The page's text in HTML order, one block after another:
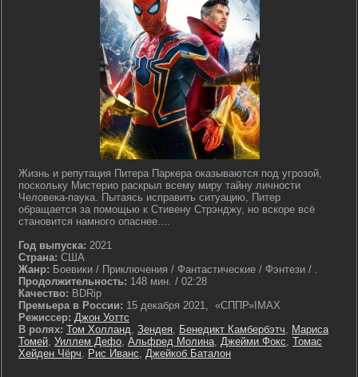
Жизнь и репутация Питера Паркера оказываются под угрозой,
поскольку Мистерио раскрыл всему миру тайну личности
Человека-паука. Пытаясь исправить ситуацию, Питер
обращается за помощью к Стивену Стрэнджу, но вскоре всё
становится намного опаснее....
Год выпуска: 2021
Страна: США
Жанр: Боевики / Приключения / Фантастические / Фэнтези / .
Продолжительность: 148 мин. / 02:28
Качество: BDRip
Премьера в России: 15 декабря 2021, «СППР»IMAX
Режиссер: Джон Уоттс
В ролях: Том Холланд, Зендея, Бенедикт Камбербэтч, Мариса
Томей, Уиллем Дефо, Альфред Молина, Джейми Фокс, Томас
Хейден Чёрч, Рис Иванс, Джейкоб Баталон